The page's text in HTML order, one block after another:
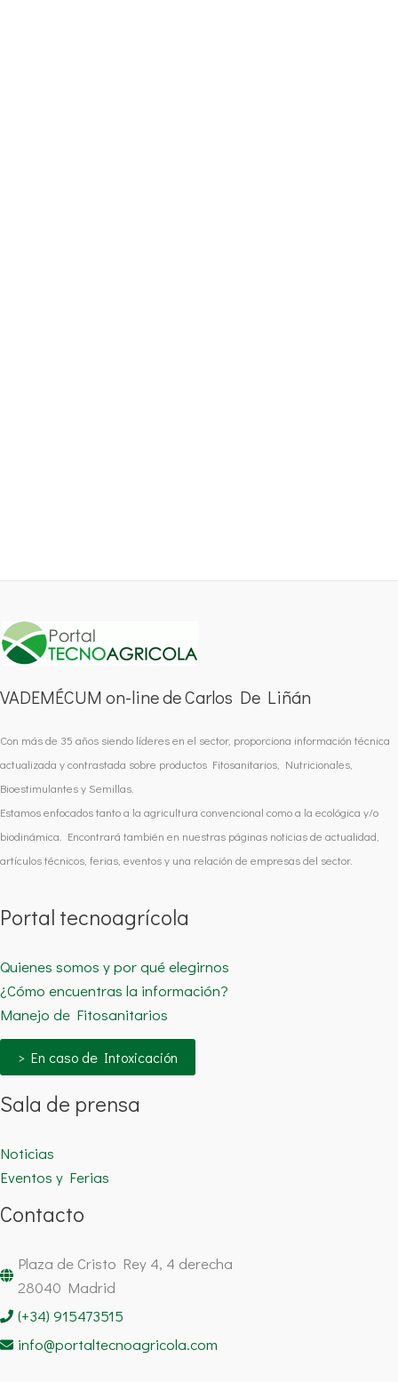
VADEMÉCUM on-line de Carlos De Liñán
Con más de 35 años siendo líderes en el sector, proporciona información técnica
actualizada y contrastada sobre productos Fitosanitarios, Nutricionales,
Bioestimulantes y Semillas.
Estamos enfocados tanto a la agricultura convencional como a la ecológica y/o
biodinámica. Encontrará también en nuestras páginas noticias de actualidad,
artículos técnicos, ferias, eventos y una relación de empresas del sector.
Portal tecnoagrícola
Quienes somos y por qué elegirnos
¿Cómo encuentras la información?
Manejo de Fitosanitarios
> En caso de Intoxicación
Sala de prensa
Noticias
Eventos y Ferias
Contacto
Plaza de Cristo Rey 4, 4 derecha
28040 Madrid
(+34) 915473515
info@portaltecnoagricola.com